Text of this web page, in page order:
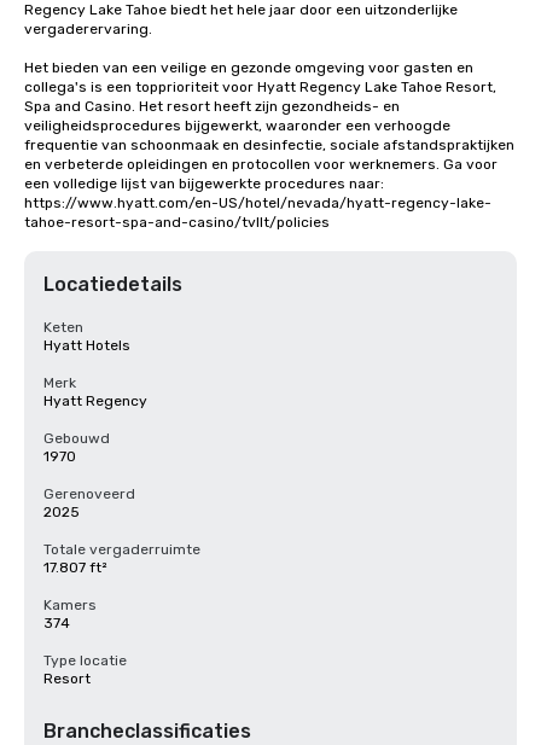
Regency Lake Tahoe biedt het hele jaar door een uitzonderlijke
vergaderervaring.
Het bieden van een veilige en gezonde omgeving voor gasten en
collega's is een topprioriteit voor Hyatt Regency Lake Tahoe Resort,
Spa and Casino. Het resort heeft zijn gezondheids- en
veiligheidsprocedures bijgewerkt, waaronder een verhoogde
frequentie van schoonmaak en desinfectie, sociale afstandspraktijken
en verbeterde opleidingen en protocollen voor werknemers. Ga voor
een volledige lijst van bijgewerkte procedures naar:
https://www.hyatt.com/en-US/hotel/nevada/hyatt-regency-lake-
tahoe-resort-spa-and-casino/tvllt/policies
Locatiedetails
Keten
Hyatt Hotels
Merk
Hyatt Regency
Gebouwd
1970
Gerenoveerd
2025
Totale vergaderruimte
17.807 ft²
Kamers
374
Type locatie
Resort
Brancheclassificaties